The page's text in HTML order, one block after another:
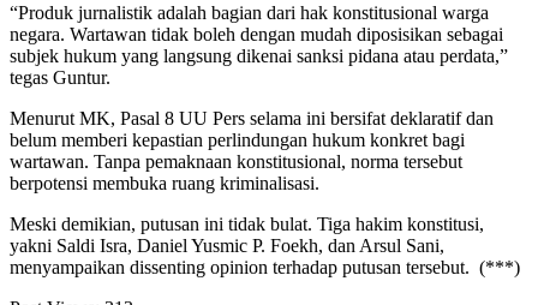
“Produk jurnalistik adalah bagian dari hak konstitusional warga
negara. Wartawan tidak boleh dengan mudah diposisikan sebagai
subjek hukum yang langsung dikenai sanksi pidana atau perdata,”
tegas Guntur.
Menurut MK, Pasal 8 UU Pers selama ini bersifat deklaratif dan
belum memberi kepastian perlindungan hukum konkret bagi
wartawan. Tanpa pemaknaan konstitusional, norma tersebut
berpotensi membuka ruang kriminalisasi.
Meski demikian, putusan ini tidak bulat. Tiga hakim konstitusi,
yakni Saldi Isra, Daniel Yusmic P. Foekh, dan Arsul Sani,
menyampaikan dissenting opinion terhadap putusan tersebut. (***)